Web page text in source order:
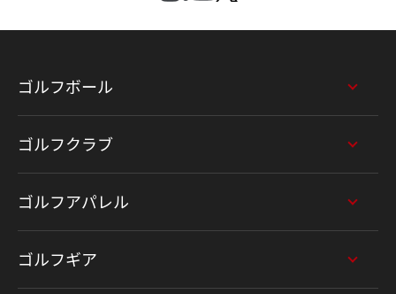
ゴルフボール
ゴルフクラブ
ゴルフアパレル
ゴルフギア